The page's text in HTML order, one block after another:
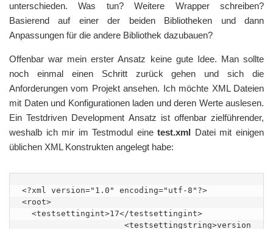
unterschieden. Was tun? Weitere Wrapper schreiben?
Basierend auf einer der beiden Bibliotheken und dann
Anpassungen für die andere Bibliothek dazubauen?
Offenbar war mein erster Ansatz keine gute Idee. Man sollte
noch einmal einen Schritt zurück gehen und sich die
Anforderungen vom Projekt ansehen. Ich möchte XML Dateien
mit Daten und Konfigurationen laden und deren Werte auslesen.
Ein Testdriven Development Ansatz ist offenbar zielführender,
weshalb ich mir im Testmodul einetest.xml Datei mit einigen
üblichen XML Konstrukten angelegt habe:
<?xml version="1.0" encoding="utf-8"?>
<root>